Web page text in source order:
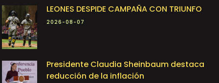
LEONES DESPIDE CAMPAÑA CON TRIUNFO
2026-08-07
Presidente Claudia Sheinbaum destaca
reducción de la inflación